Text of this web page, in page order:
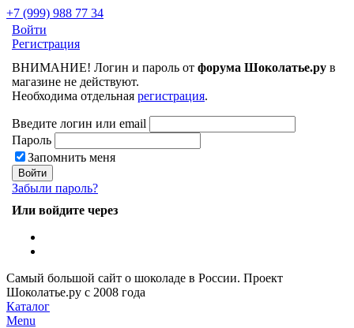
+7 (999) 988 77 34
Войти
Регистрация
ВНИМАНИЕ! Логин и пароль от форума Шоколатье.ру в
магазине не действуют.
Необходима отдельная регистрация.
Введите логин или email
Пароль
Запомнить меня
Забыли пароль?
Или войдите через
Самый большой сайт о шоколаде в России. Проект
Шоколатье.ру с 2008 года
Каталог
Menu